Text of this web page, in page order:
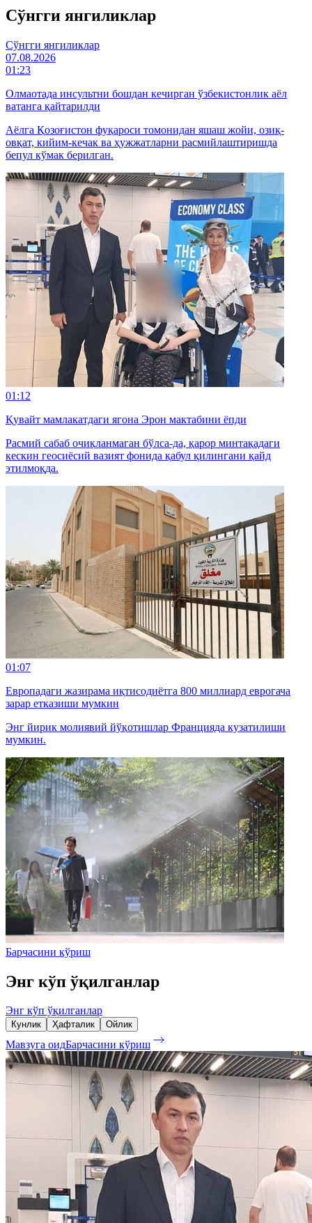
Cўнгги янгиликлар
Cўнгги янгиликлар
07.08.2026
01:23
Олмаотада инсультни бошдан кечирган ўзбекистонлик аёл
ватанга қайтарилди
Аёлга Қозоғистон фуқароси томонидан яшаш жойи, озиқ-
овқат, кийим-кечак ва ҳужжатларни расмийлаштиришда
бепул кўмак берилган.
01:12
Қувайт мамлакатдаги ягона Эрон мактабини ёпди
Расмий сабаб очиқланмаган бўлса-да, қарор минтақадаги
кескин геосиёсий вазият фонида қабул қилингани қайд
этилмоқда.
01:07
Европадаги жазирама иқтисодиётга 800 миллиард еврогача
зарар етказиши мумкин
Энг йирик молиявий йўқотишлар Францияда кузатилиши
мумкин.
Барчасини кўриш
Энг кўп ўқилганлар
Энг кўп ўқилганлар
Кунлик Ҳафталик Ойлик
Мавзуга оидБарчасини кўриш